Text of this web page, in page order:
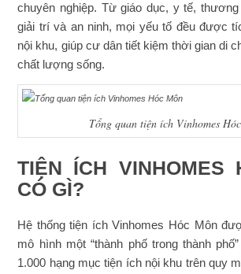
chuyên nghiệp. Từ giáo dục, y tế,
giải trí và an ninh, mọi yếu tố đều được
nội khu, giúp cư dân tiết kiệm thời gian di
chất lượng sống.
Tổng quan tiện ích Vinhomes
TIỆN ÍCH VINHOMES
CÓ GÌ?
Hệ thống tiện ích Vinhomes Hóc Môn
mô hình một “thành phố trong thành
1.000 hạng mục tiện ích nội khu trên quy